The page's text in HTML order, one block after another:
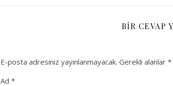
BIR CEVAP
E-posta adresiniz yayınlanmayacak. Gerekli alanlar *
Ad *